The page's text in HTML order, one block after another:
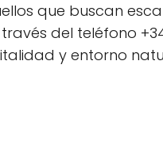
que buscan
del teléfono +34
y entorno